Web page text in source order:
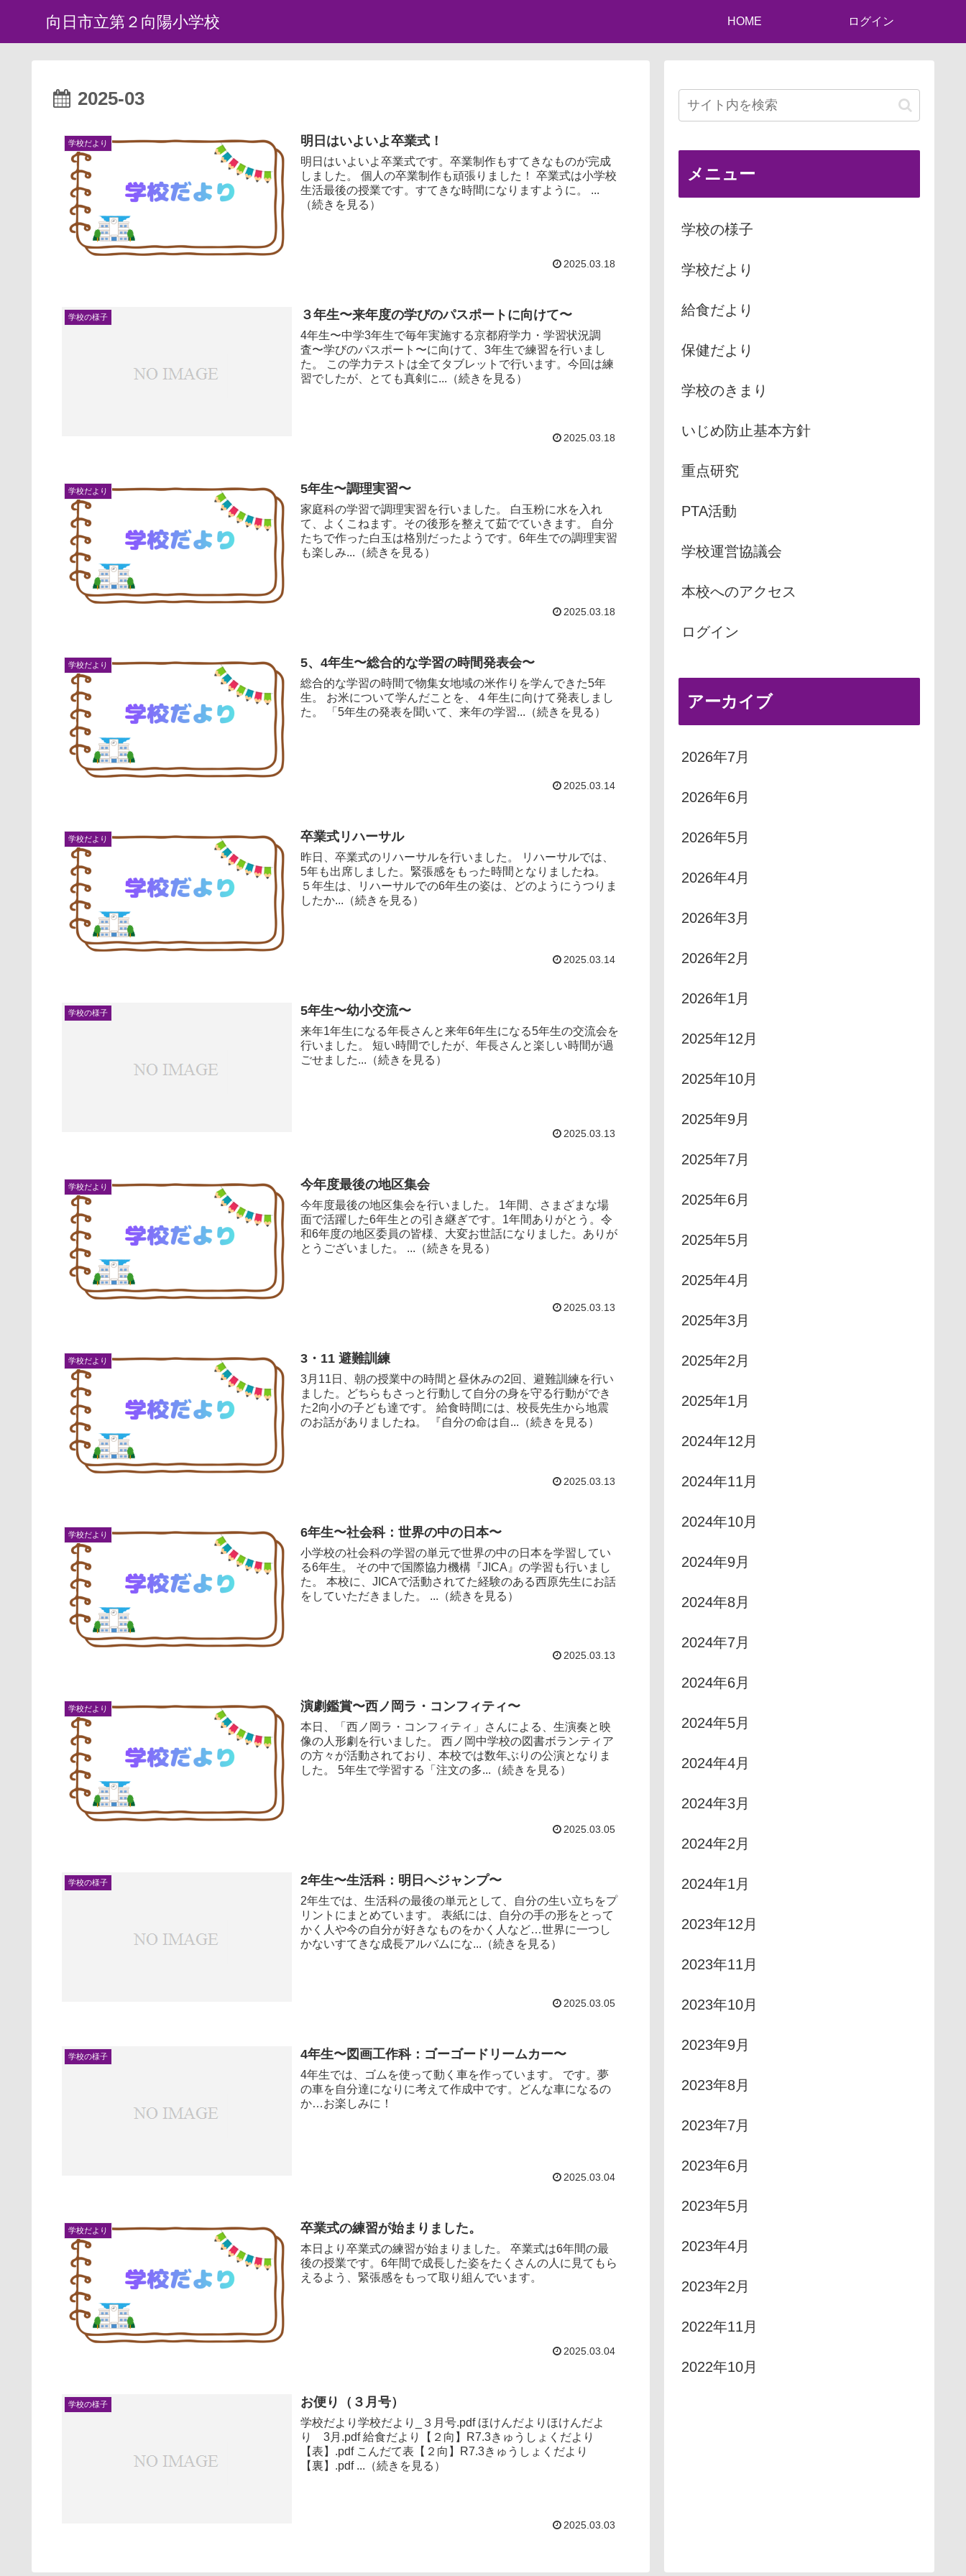
向日市立第２向陽小学校 HOME ログイン
2025-03
学校だより 明日はいよいよ卒業式！
明日はいよいよ卒業式です。卒業制作もすてきなものが完成
しました。 個人の卒業制作も頑張りました！ 卒業式は小学校
生活最後の授業です。すてきな時間になりますように。 ...
（続きを見る）
2025.03.18
学校の様子 ３年生〜来年度の学びのパスポートに向けて〜
4年生〜中学3年生で毎年実施する京都府学力・学習状況調
査〜学びのパスポート〜に向けて、3年生で練習を行いまし
た。 この学力テストは全てタブレットで行います。今回は練
習でしたが、とても真剣に...（続きを見る）
2025.03.18
学校だより 5年生〜調理実習〜
家庭科の学習で調理実習を行いました。 白玉粉に水を入れ
て、よくこねます。その後形を整えて茹でていきます。 自分
たちで作った白玉は格別だったようです。6年生での調理実習
も楽しみ...（続きを見る）
2025.03.18
学校だより 5、4年生〜総合的な学習の時間発表会〜
総合的な学習の時間で物集女地域の米作りを学んできた5年
生。 お米について学んだことを、４年生に向けて発表しまし
た。 「5年生の発表を聞いて、来年の学習...（続きを見る）
2025.03.14
学校だより 卒業式リハーサル
昨日、卒業式のリハーサルを行いました。 リハーサルでは、
5年も出席しました。緊張感をもった時間となりましたね。
５年生は、リハーサルでの6年生の姿は、どのようにうつりま
したか...（続きを見る）
2025.03.14
学校の様子 5年生〜幼小交流〜
来年1年生になる年長さんと来年6年生になる5年生の交流会を
行いました。 短い時間でしたが、年長さんと楽しい時間が過
ごせました...（続きを見る）
2025.03.13
学校だより 今年度最後の地区集会
今年度最後の地区集会を行いました。 1年間、さまざまな場
面で活躍した6年生との引き継ぎです。1年間ありがとう。令
和6年度の地区委員の皆様、大変お世話になりました。ありが
とうございました。 ...（続きを見る）
2025.03.13
学校だより 3・11 避難訓練
3月11日、朝の授業中の時間と昼休みの2回、避難訓練を行い
ました。どちらもさっと行動して自分の身を守る行動ができ
た2向小の子ども達です。 給食時間には、校長先生から地震
のお話がありましたね。 『自分の命は自...（続きを見る）
2025.03.13
学校だより 6年生〜社会科：世界の中の日本〜
小学校の社会科の学習の単元で世界の中の日本を学習してい
る6年生。 その中で国際協力機構『JICA』の学習も行いまし
た。 本校に、JICAで活動されてた経験のある西原先生にお話
をしていただきました。 ...（続きを見る）
2025.03.13
学校だより 演劇鑑賞〜西ノ岡ラ・コンフィティ〜
本日、「西ノ岡ラ・コンフィティ」さんによる、生演奏と映
像の人形劇を行いました。 西ノ岡中学校の図書ボランティア
の方々が活動されており、本校では数年ぶりの公演となりま
した。 5年生で学習する「注文の多...（続きを見る）
2025.03.05
学校の様子 2年生〜生活科：明日へジャンプ〜
2年生では、生活科の最後の単元として、自分の生い立ちをプ
リントにまとめています。 表紙には、自分の手の形をとって
かく人や今の自分が好きなものをかく人など…世界に一つし
かないすてきな成長アルバムにな...（続きを見る）
2025.03.05
学校の様子 4年生〜図画工作科：ゴーゴードリームカー〜
4年生では、ゴムを使って動く車を作っています。 です。夢
の車を自分達になりに考えて作成中です。どんな車になるの
か…お楽しみに！
2025.03.04
学校だより 卒業式の練習が始まりました。
本日より卒業式の練習が始まりました。 卒業式は6年間の最
後の授業です。6年間で成長した姿をたくさんの人に見てもら
えるよう、緊張感をもって取り組んでいます。
2025.03.04
学校の様子 お便り（３月号）
学校だより学校だより_３月号.pdf ほけんだよりほけんだよ
り 3月.pdf 給食だより【２向】R7.3きゅうしょくだより
【表】.pdf こんだて表【２向】R7.3きゅうしょくだより
【裏】.pdf ...（続きを見る）
2025.03.03
メニュー
学校の様子
学校だより
給食だより
保健だより
学校のきまり
いじめ防止基本方針
重点研究
PTA活動
学校運営協議会
本校へのアクセス
ログイン
アーカイブ
2026年7月
2026年6月
2026年5月
2026年4月
2026年3月
2026年2月
2026年1月
2025年12月
2025年10月
2025年9月
2025年7月
2025年6月
2025年5月
2025年4月
2025年3月
2025年2月
2025年1月
2024年12月
2024年11月
2024年10月
2024年9月
2024年8月
2024年7月
2024年6月
2024年5月
2024年4月
2024年3月
2024年2月
2024年1月
2023年12月
2023年11月
2023年10月
2023年9月
2023年8月
2023年7月
2023年6月
2023年5月
2023年4月
2023年2月
2022年11月
2022年10月